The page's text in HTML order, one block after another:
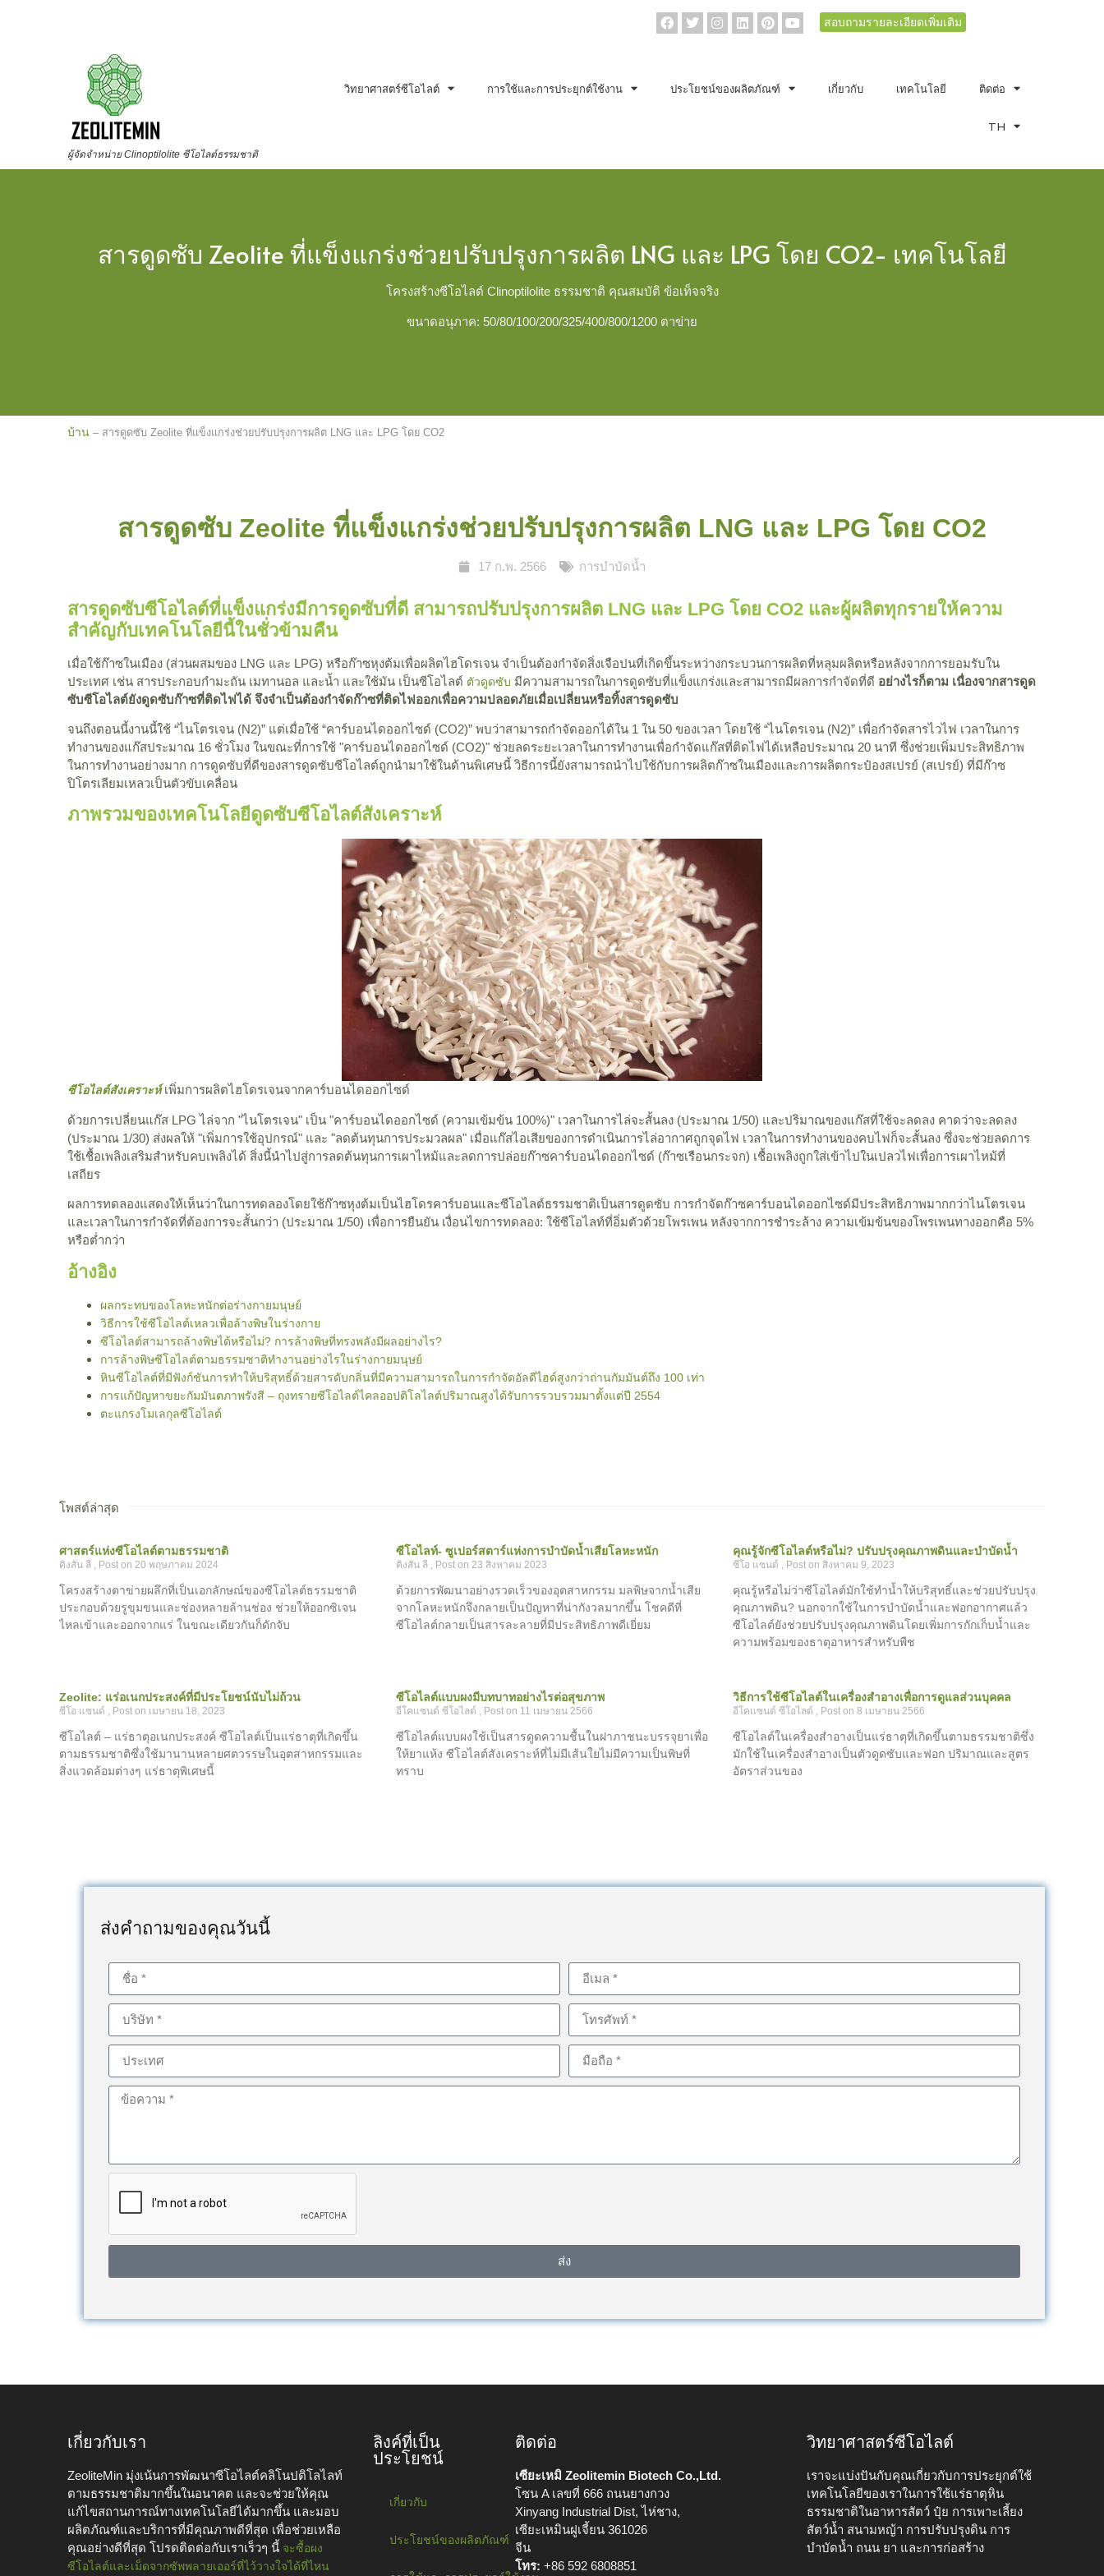
สอบถามรายละเอียดเพิ่มเติม
ผู้จัดจำหน่าย Clinoptilolite ซีโอไลต์ธรรมชาติ
วิทยาศาสตร์ซีโอไลต์ การใช้และการประยุกต์ใช้งาน ประโยชน์ของผลิตภัณฑ์ เกี่ยวกับ เทคโนโลยี ติดต่อ
TH
สารดูดซับ Zeolite ที่แข็งแกร่งช่วยปรับปรุงการผลิต LNG และ LPG โดย CO2- เทคโนโลยี
โครงสร้างซีโอไลต์ Clinoptilolite ธรรมชาติ คุณสมบัติ ข้อเท็จจริง
ขนาดอนุภาค: 50/80/100/200/325/400/800/1200 ตาข่าย
บ้าน – สารดูดซับ Zeolite ที่แข็งแกร่งช่วยปรับปรุงการผลิต LNG และ LPG โดย CO2
สารดูดซับ Zeolite ที่แข็งแกร่งช่วยปรับปรุงการผลิต LNG และ LPG โดย CO2
17 ก.พ. 2566 การบำบัดน้ำ
สารดูดซับซีโอไลต์ที่แข็งแกร่งมีการดูดซับที่ดี สามารถปรับปรุงการผลิต LNG และ LPG โดย CO2 และผู้ผลิตทุกรายให้ความ
สำคัญกับเทคโนโลยีนี้ในชั่วข้ามคืน
เมื่อใช้ก๊าซในเมือง (ส่วนผสมของ LNG และ LPG) หรือก๊าซหุงต้มเพื่อผลิตไฮโดรเจน จำเป็นต้องกำจัดสิ่งเจือปนที่เกิดขึ้นระหว่างกระบวนการผลิตที่หลุมผลิตหรือหลังจากการยอมรับใน
ประเทศ เช่น สารประกอบกำมะถัน เมทานอล และน้ำ และใช้มัน เป็นซีโอไลต์ ตัวดูดซับ มีความสามารถในการดูดซับที่แข็งแกร่งและสามารถมีผลการกำจัดที่ดี อย่างไรก็ตาม เนื่องจากสารดูด
ซับซีโอไลต์ยังดูดซับก๊าซที่ติดไฟได้ จึงจำเป็นต้องกำจัดก๊าซที่ติดไฟออกเพื่อความปลอดภัยเมื่อเปลี่ยนหรือทิ้งสารดูดซับ
จนถึงตอนนี้งานนี้ใช้ “ไนโตรเจน (N2)” แต่เมื่อใช้ “คาร์บอนไดออกไซด์ (CO2)” พบว่าสามารถกำจัดออกได้ใน 1 ใน 50 ของเวลา โดยใช้ “ไนโตรเจน (N2)” เพื่อกำจัดสารไวไฟ เวลาในการ
ทำงานของแก๊สประมาณ 16 ชั่วโมง ในขณะที่การใช้ "คาร์บอนไดออกไซด์ (CO2)" ช่วยลดระยะเวลาในการทำงานเพื่อกำจัดแก๊สที่ติดไฟได้เหลือประมาณ 20 นาที ซึ่งช่วยเพิ่มประสิทธิภาพ
ในการทำงานอย่างมาก การดูดซับที่ดีของสารดูดซับซีโอไลต์ถูกนำมาใช้ในด้านพิเศษนี้ วิธีการนี้ยังสามารถนำไปใช้กับการผลิตก๊าซในเมืองและการผลิตกระป๋องสเปรย์ (สเปรย์) ที่มีก๊าซ
ปิโตรเลียมเหลวเป็นตัวขับเคลื่อน
ภาพรวมของเทคโนโลยีดูดซับซีโอไลต์สังเคราะห์
ซีโอไลต์สังเคราะห์เพิ่มการผลิตไฮโดรเจนจากคาร์บอนไดออกไซด์
ด้วยการเปลี่ยนแก๊ส LPG ไล่จาก "ไนโตรเจน" เป็น "คาร์บอนไดออกไซด์ (ความเข้มข้น 100%)" เวลาในการไล่จะสั้นลง (ประมาณ 1/50) และปริมาณของแก๊สที่ใช้จะลดลง คาดว่าจะลดลง
(ประมาณ 1/30) ส่งผลให้ "เพิ่มการใช้อุปกรณ์" และ "ลดต้นทุนการประมวลผล" เมื่อแก๊สไอเสียของการดำเนินการไล่อากาศถูกจุดไฟ เวลาในการทำงานของคบไฟก็จะสั้นลง ซึ่งจะช่วยลดการ
ใช้เชื้อเพลิงเสริมสำหรับคบเพลิงได้ สิ่งนี้นำไปสู่การลดต้นทุนการเผาไหม้และลดการปล่อยก๊าซคาร์บอนไดออกไซด์ (ก๊าซเรือนกระจก) เชื้อเพลิงถูกใส่เข้าไปในเปลวไฟเพื่อการเผาไหม้ที่
เสถียร
ผลการทดลองแสดงให้เห็นว่าในการทดลองโดยใช้ก๊าซหุงต้มเป็นไฮโดรคาร์บอนและซีโอไลต์ธรรมชาติเป็นสารดูดซับ การกำจัดก๊าซคาร์บอนไดออกไซด์มีประสิทธิภาพมากกว่าไนโตรเจน
และเวลาในการกำจัดที่ต้องการจะสั้นกว่า (ประมาณ 1/50) เพื่อการยืนยัน เงื่อนไขการทดลอง: ใช้ซีโอไลท์ที่อิ่มตัวด้วยโพรเพน หลังจากการชำระล้าง ความเข้มข้นของโพรเพนทางออกคือ 5%
หรือต่ำกว่า
อ้างอิง
ผลกระทบของโลหะหนักต่อร่างกายมนุษย์
วิธีการใช้ซีโอไลต์เหลวเพื่อล้างพิษในร่างกาย
ซีโอไลต์สามารถล้างพิษได้หรือไม่? การล้างพิษที่ทรงพลังมีผลอย่างไร?
การล้างพิษซีโอไลต์ตามธรรมชาติทำงานอย่างไรในร่างกายมนุษย์
หินซีโอไลต์ที่มีฟังก์ชันการทำให้บริสุทธิ์ด้วยสารดับกลิ่นที่มีความสามารถในการกำจัดอัลดีไฮด์สูงกว่าถ่านกัมมันต์ถึง 100 เท่า
การแก้ปัญหาขยะกัมมันตภาพรังสี – ถุงทรายซีโอไลต์ไคลออปติโลไลต์ปริมาณสูงได้รับการรวบรวมมาตั้งแต่ปี 2554
ตะแกรงโมเลกุลซีโอไลต์
โพสต์ล่าสุด
ศาสตร์แห่งซีโอไลต์ตามธรรมชาติ
คิงสัน ลี 20 พฤษภาคม 2024
โครงสร้างตาข่ายผลึกที่เป็นเอกลักษณ์ของซีโอไลต์ธรรมชาติ
ประกอบด้วยรูขุมขนและช่องหลายล้านช่อง ช่วยให้ออกซิเจน
ไหลเข้าและออกจากแร่ ในขณะเดียวกันก็ดักจับ
ซีโอไลท์- ซูเปอร์สตาร์แห่งการบำบัดน้ำเสียโลหะหนัก
คิงสัน ลี 23 สิงหาคม 2023
ด้วยการพัฒนาอย่างรวดเร็วของอุตสาหกรรม มลพิษจากน้ำเสีย
จากโลหะหนักจึงกลายเป็นปัญหาที่น่ากังวลมากขึ้น โชคดีที่
ซีโอไลต์กลายเป็นสารละลายที่มีประสิทธิภาพดีเยี่ยม
คุณรู้จักซีโอไลต์หรือไม่? ปรับปรุงคุณภาพดินและบำบัดน้ำ
ซีโอ แซนด์ สิงหาคม 9, 2023
คุณรู้หรือไม่ว่าซีโอไลต์มักใช้ทำน้ำให้บริสุทธิ์และช่วยปรับปรุง
คุณภาพดิน? นอกจากใช้ในการบำบัดน้ำและฟอกอากาศแล้ว
ซีโอไลต์ยังช่วยปรับปรุงคุณภาพดินโดยเพิ่มการกักเก็บน้ำและ
ความพร้อมของธาตุอาหารสำหรับพืช
Zeolite: แร่อเนกประสงค์ที่มีประโยชน์นับไม่ถ้วน
ซีโอ แซนด์ เมษายน 18, 2023
ซีโอไลต์ – แร่ธาตุอเนกประสงค์ ซีโอไลต์เป็นแร่ธาตุที่เกิดขึ้น
ตามธรรมชาติซึ่งใช้มานานหลายศตวรรษในอุตสาหกรรมและ
สิ่งแวดล้อมต่างๆ แร่ธาตุพิเศษนี้
ซีโอไลต์แบบผงมีบทบาทอย่างไรต่อสุขภาพ
อีโคแซนด์ ซีโอไลต์ 11 เมษายน 2566
ซีโอไลต์แบบผงใช้เป็นสารดูดความชื้นในฝาภาชนะบรรจุยาเพื่อ
ให้ยาแห้ง ซีโอไลต์สังเคราะห์ที่ไม่มีเส้นใยไม่มีความเป็นพิษที่
ทราบ
วิธีการใช้ซีโอไลต์ในเครื่องสำอางเพื่อการดูแลส่วนบุคคล
อีโคแซนด์ ซีโอไลต์ 8 เมษายน 2566
ซีโอไลต์ในเครื่องสำอางเป็นแร่ธาตุที่เกิดขึ้นตามธรรมชาติซึ่ง
มักใช้ในเครื่องสำอางเป็นตัวดูดซับและฟอก ปริมาณและสูตร
อัตราส่วนของ
ส่งคำถามของคุณวันนี้
ส่ง
เกี่ยวกับเรา
ZeoliteMin มุ่งเน้นการพัฒนาซีโอไลต์คลิโนปติโลไลท์
ตามธรรมชาติมากขึ้นในอนาคต และจะช่วยให้คุณ
แก้ไขสถานการณ์ทางเทคโนโลยีได้มากขึ้น และมอบ
ผลิตภัณฑ์และบริการที่มีคุณภาพดีที่สุด เพื่อช่วยเหลือ
คุณอย่างดีที่สุด โปรดติดต่อกับเราเร็วๆ นี้ จะซื้อผง
ซีโอไลต์และเม็ดจากซัพพลายเออร์ที่ไว้วางใจได้ที่ไหน
ลิงค์ที่เป็น
ประโยชน์
เกี่ยวกับ
ประโยชน์ของผลิตภัณฑ์
ติดต่อ
เซียะเหมิ Zeolitemin Biotech Co.,Ltd.
โซน A เลขที่ 666 ถนนยางกวง
Xinyang Industrial Dist, ไห่ชาง,
เซียะเหมินฝูเจี้ยน 361026
จีน
โทร: +86 592 6808851
วิทยาศาสตร์ซีโอไลต์
เราจะแบ่งปันกับคุณเกี่ยวกับการประยุกต์ใช้
เทคโนโลยีของเราในการใช้แร่ธาตุหิน
ธรรมชาติในอาหารสัตว์ ปุ๋ย การเพาะเลี้ยง
สัตว์น้ำ สนามหญ้า การปรับปรุงดิน การ
บำบัดน้ำ ถนน ยา และการก่อสร้าง